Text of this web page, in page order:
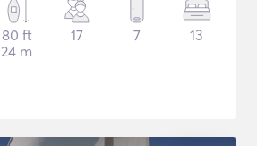
80 ft
24 m
17 7 13